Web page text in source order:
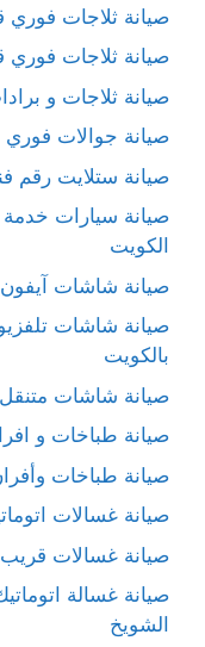
صيانة ثلاجات
صيانة ثلاجات
صيانة ثلاجات و
صيانة جوالات فوري
صيانة ستلايت رقم
صيانة سيارات خدمة
الكويت
صيانة شاشات
صيانة شاشات
بالكويت
صيانة شاشات
صيانة طباخات و
صيانة طباخات
صيانة غسالات
صيانة غسالات
صيانة غسالة
الشويخ